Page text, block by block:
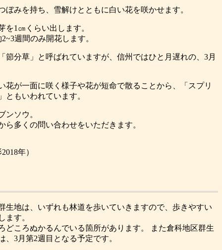
みを持ち、雪解けとともに白い花を咲かせます。
1㎝くらい出します。
週間のみ開花します。
節分草」と呼ばれていますが、信州ではひと月遅れの、3月
花が一面に咲く様子や花が短命で散ることから、「スプリ
ともいわれています。
ンソウ。
多くの問い合わせをいただきます。
年）
生地は、いずれも林道を歩いていきますので、歩きやすい
ます。
ころぬかるんでいる箇所があります。 また倉科地区群生
3月第2週目となる予定です。